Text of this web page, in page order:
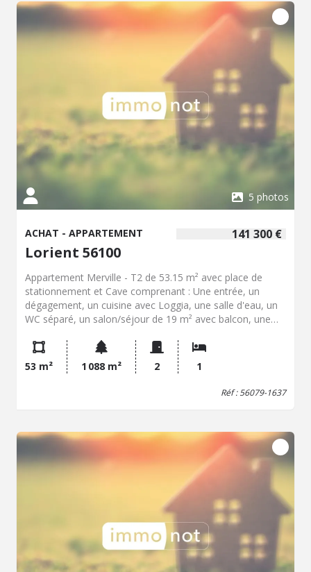
5 photos
141 300 €
ACHAT - APPARTEMENT
Lorient 56100
Appartement Merville - T2 de 53.15 m² avec place de
stationnement et Cave comprenant : Une entrée, un
dégagement, un cuisine avec Loggia, une salle d'eau, un
WC séparé, un salon/séjour de 19 m² avec balcon, une
stationnement et une cave Syndic professionnel, locataire
en place avec un loyer de 600 € Hors charges, taxe
foncière 972€, chauffage gaz Les informations sur les
risques auxquels ce bien est exposé sont disponibles sur
53 m² 1 088 m² 2 1
Réf : 56079-1637